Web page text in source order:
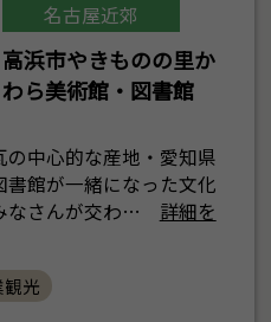
名古屋近郊
高浜市やきものの里か
わら美術館・図書館
中心的な産地・愛知県
館が一緒になった文化
なさんが交わ…
詳細を
観光